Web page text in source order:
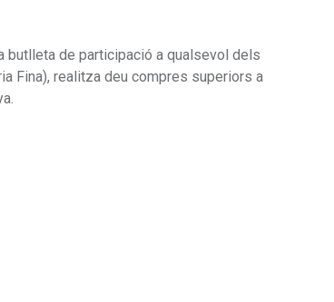
butlleta de participació a qualsevol dels
Fina), realitza deu compres superiors a